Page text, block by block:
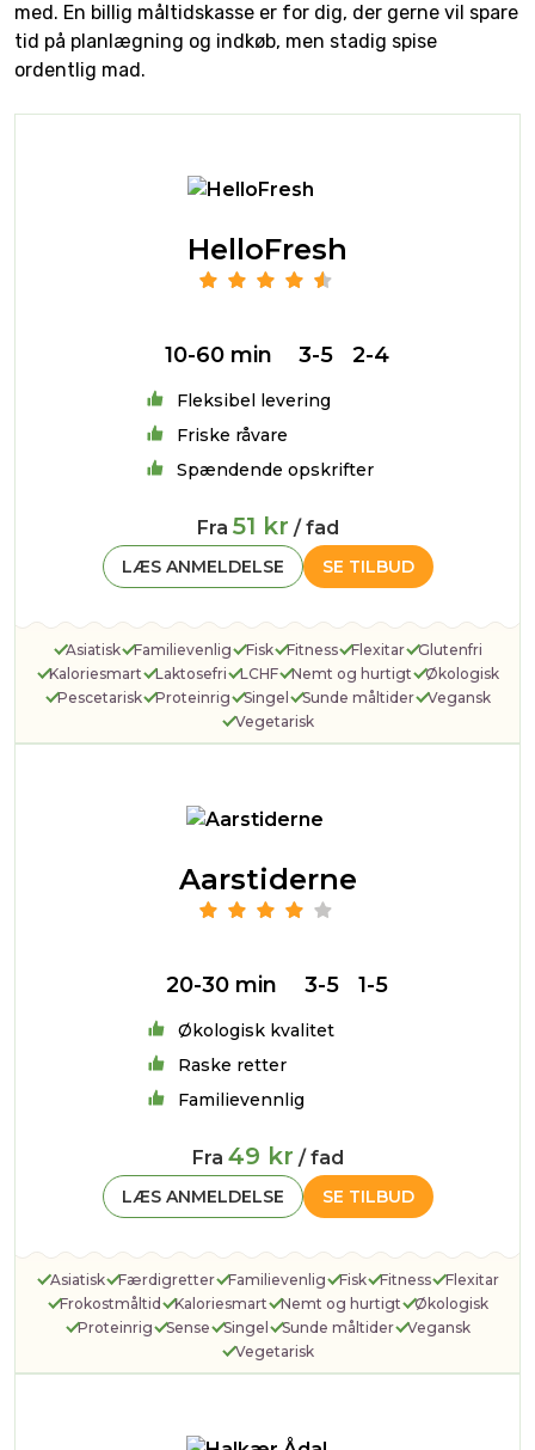
med. En billig måltidskasse er for dig, der gerne vil spare
tid på planlægning og indkøb, men stadig spise
ordentlig mad.
HelloFresh
10-60 min 3-5 2-4
Fleksibel levering
Friske råvare
Spændende opskrifter
Fra 51 kr / fad
SE TILBUD
LÆS ANMELDELSE
Asiatisk Familievenlig Fisk Fitness Flexitar
Glutenfri
Kaloriesmart
Laktosefri LCHF Nemt og hurtigt
Økologisk
Pescetarisk
Proteinrig Singel Sunde måltider
Vegansk
Vegetarisk
Aarstiderne
20-30 min 3-5 1-5
Økologisk kvalitet
Raske retter
Familievennlig
Fra 49 kr / fad
SE TILBUD
LÆS ANMELDELSE
Asiatisk Færdigretter Familievenlig Fisk Fitness
Flexitar
Frokostmåltid
Kaloriesmart Nemt og hurtigt
Økologisk
Proteinrig
Sense Singel Sunde måltider
Vegansk
Vegetarisk